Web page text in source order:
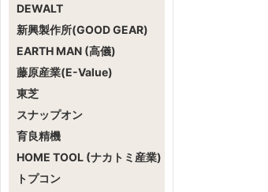
DEWALT
新興製作所(GOOD GEAR)
EARTH MAN (高儀)
藤原産業(E-Value)
東芝
スナップオン
育良精機
HOME TOOL (ナカトミ産業)
トプコン